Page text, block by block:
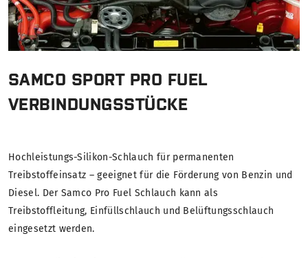
SAMCO SPORT PRO FUEL
VERBINDUNGSSTÜCKE
Hochleistungs-Silikon-Schlauch für permanenten
Treibstoffeinsatz – geeignet für die Förderung von Benzin und
Diesel. Der Samco Pro Fuel Schlauch kann als
Treibstoffleitung, Einfüllschlauch und Belüftungsschlauch
eingesetzt werden.